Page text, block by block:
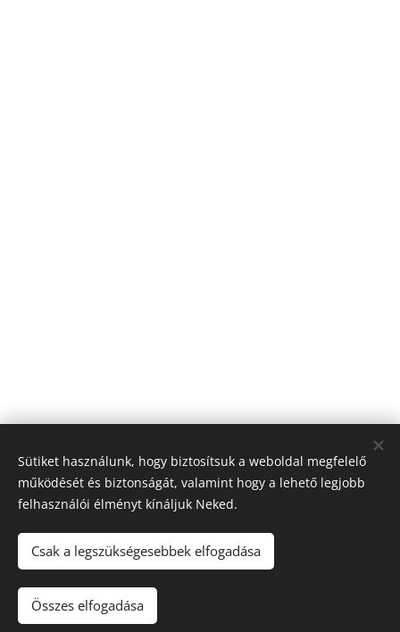
© Szakmai Továbbképző
Sütiket használunk, hogy biztosítsuk a weboldal megfelelő
működését és biztonságát, valamint hogy a lehető legjobb
felhasználói élményt kínáljuk Neked.
Csak a legszükségesebbek elfogadása
Összes elfogadása